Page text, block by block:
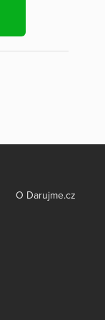
O Darujme.cz